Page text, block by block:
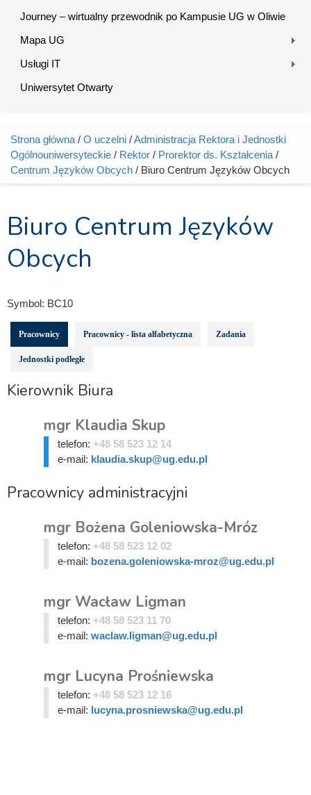
Journey – wirtualny przewodnik po Kampusie UG w Oliwie
Mapa UG
Usługi IT
Uniwersytet Otwarty
Jesteś tutaj
Strona główna / O uczelni /Administracja Rektora i Jednostki
Ogólnouniwersyteckie / Rektor / Prorektor ds. Kształcenia /
Centrum Języków Obcych / Biuro Centrum Języków Obcych
Biuro Centrum Języków
Obcych
Symbol: BC10
Pracownicy Pracownicy - lista alfabetyczna Zadania
Jednostki podległe
Kierownik Biura
mgr Klaudia Skup
telefon: +48 58 523 12 14
e-mail: klaudia.skup@ug.edu.pl
Pracownicy administracyjni
mgr Bożena Goleniowska-Mróz
telefon: +48 58 523 12 02
e-mail: bozena.goleniowska-mroz@ug.edu.pl
mgr Wacław Ligman
telefon: +48 58 523 11 70
e-mail: waclaw.ligman@ug.edu.pl
mgr Lucyna Prośniewska
telefon: +48 58 523 12 16
e-mail: lucyna.prosniewska@ug.edu.pl